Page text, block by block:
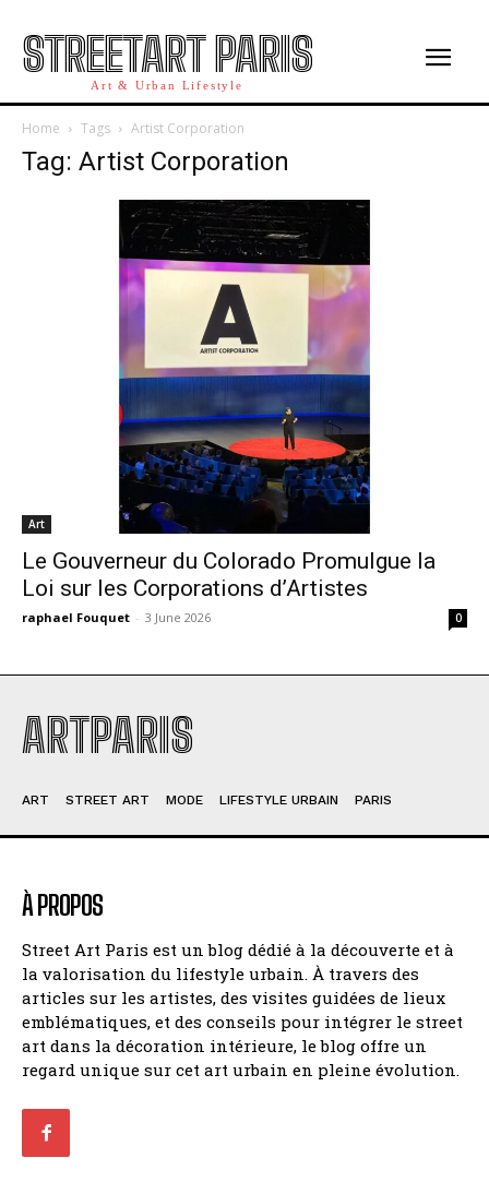
STREETART PARIS
Art & Urban Lifestyle
Home Tags Artist Corporation
Tag: Artist Corporation
Art
Le Gouverneur du Colorado Promulgue la
Loi sur les Corporations d’Artistes
raphael Fouquet - 3 June 2026 0
ARTPARIS
ART STREET ART MODE LIFESTYLE URBAIN PARIS
À PROPOS
Street Art Paris est un blog dédié à la découverte et à
la valorisation du lifestyle urbain. À travers des
articles sur les artistes, des visites guidées de lieux
emblématiques, et des conseils pour intégrer le street
art dans la décoration intérieure, le blog offre un
regard unique sur cet art urbain en pleine évolution.